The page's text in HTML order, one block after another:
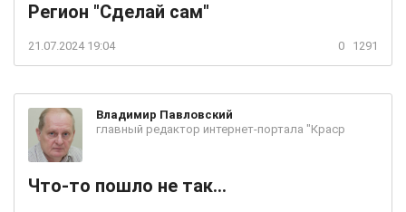
Регион "Сделай сам"
21.07.2024 19:04 0 1291
Владимир Павловский
главный редактор интернет-портала "Краср
Что-то пошло не так...